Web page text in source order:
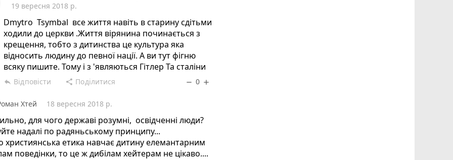
19 вересня 2018 р.
Dmytro Tsymbal все життя навіть в старину сдітьми
ходили до церкви .Життя вірянина починається з
крещення, тобто з дитинства це культура яка
відносить людину до певної нації. А ви тут фігню
всяку пишите. Тому і з 'являються Гітлер Та сталіни
reply Відповісти share Поділитися remove 0 add
Хтей 18 вересня 2018 р.
для чого державі розумні, освідченні люди?
надалі по радяньському принципу...
християнська етика навчає дитину елемантарним
поведінки, то це ж дибілам хейтерам не цікаво....